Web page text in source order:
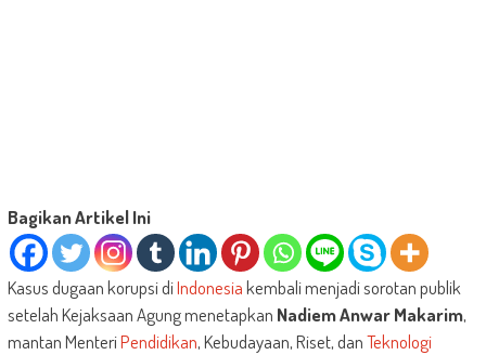
Bagikan Artikel Ini
Kasus dugaan korupsi diIndonesiakembali menjadi sorotan publik
setelah Kejaksaan Agung menetapkan Nadiem Anwar Makarim,
mantan MenteriPendidikan, Kebudayaan, Riset, danTeknologi